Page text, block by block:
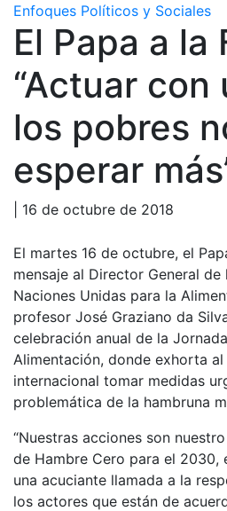
Enfoques Políticos y Sociales
El Papa a la
“Actuar con
los pobres
esperar
| 16 de octubre de 2018
El martes 16 de octubre, el
mensaje al Director General
Naciones Unidas para la
profesor José Graziano da
celebración anual de la
Alimentación, donde exhorta
internacional tomar medidas
problemática de la hambruna
“Nuestras acciones son
de Hambre Cero para el 2030,
una acuciante llamada a la
los actores que están de